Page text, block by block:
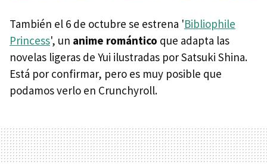
También el 6 de octubre se estrena 'Bibliophile
Princess', un anime romántico que adapta las
novelas ligeras de Yui ilustradas por Satsuki Shina.
Está por confirmar, pero es muy posible que
podamos verlo en Crunchyroll.